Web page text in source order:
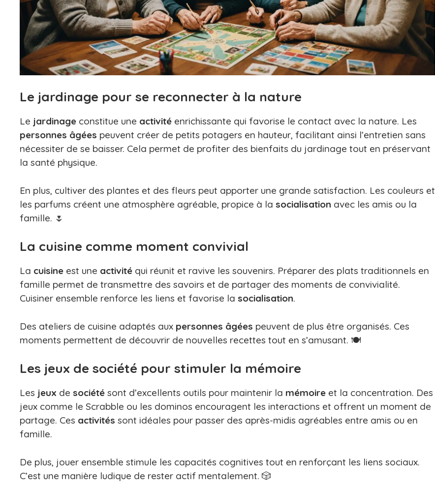
Le jardinage pour se reconnecter à la nature
Le jardinage constitue une activité enrichissante qui favorise le contact avec la nature. Les
personnes âgées peuvent créer de petits potagers en hauteur, facilitant ainsi l’entretien sans
nécessiter de se baisser. Cela permet de profiter des bienfaits du jardinage tout en préservant
la santé physique.
En plus, cultiver des plantes et des fleurs peut apporter une grande satisfaction. Les couleurs et
les parfums créent une atmosphère agréable, propice à la socialisation avec les amis ou la
famille. 🌷
La cuisine comme moment convivial
La cuisine est une activité qui réunit et ravive les souvenirs. Préparer des plats traditionnels en
famille permet de transmettre des savoirs et de partager des moments de convivialité.
Cuisiner ensemble renforce les liens et favorise la socialisation.
Des ateliers de cuisine adaptés aux personnes âgées peuvent de plus être organisés. Ces
moments permettent de découvrir de nouvelles recettes tout en s’amusant. 🍽️
Les jeux de société pour stimuler la mémoire
Les jeux de société sont d’excellents outils pour maintenir la mémoire et la concentration. Des
jeux comme le Scrabble ou les dominos encouragent les interactions et offrent un moment de
partage. Ces activités sont idéales pour passer des après-midis agréables entre amis ou en
famille.
De plus, jouer ensemble stimule les capacités cognitives tout en renforçant les liens sociaux.
C’est une manière ludique de rester actif mentalement. 🎲